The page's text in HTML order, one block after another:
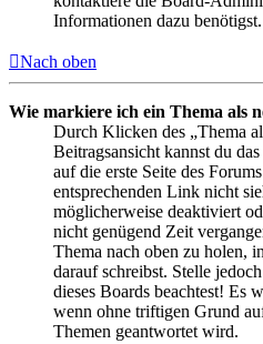
Informationen dazu benötigst.
Nach oben
Wie markiere ich ein Thema als
Durch Klicken des „Thema
Beitragsansicht kannst du
auf die erste Seite des
entsprechenden Link nicht
möglicherweise deaktiviert
nicht genügend Zeit
Thema nach oben zu holen,
darauf schreibst. Stelle
dieses Boards beachtest! Es
wenn ohne triftigen Grund
Themen geantwortet wird.